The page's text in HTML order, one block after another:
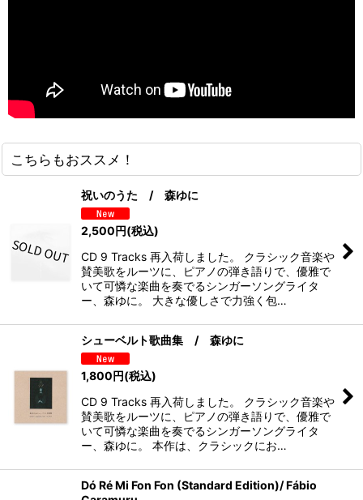
こちらもおススメ！
祝いのうた / 森ゆに
2,500円(税込)
CD 9 Tracks 再入荷しました。 クラシック音楽や
賛美歌をルーツに、ピアノの弾き語りで、優雅で
いて可憐な楽曲を奏でるシンガーソングライタ
ー、森ゆに。 大きな優しさで力強く包…
シューベルト歌曲集 / 森ゆに
1,800円(税込)
CD 9 Tracks 再入荷しました。 クラシック音楽や
賛美歌をルーツに、ピアノの弾き語りで、優雅で
いて可憐な楽曲を奏でるシンガーソングライタ
ー、森ゆに。 本作は、クラシックにお…
Dó Ré Mi Fon Fon (Standard Edition)/ Fábio